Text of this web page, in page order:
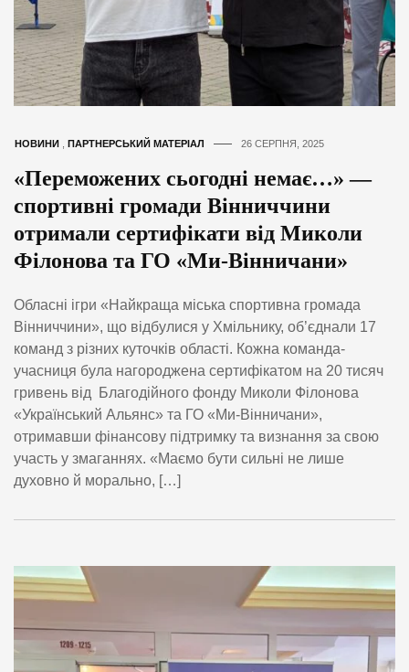
НОВИНИ ПАРТНЕРСЬКИЙ МАТЕРІАЛ 26 СЕРПНЯ, 2025
«Переможених сьогодні немає…» —
спортивні громади Вінниччини
отримали сертифікати від Миколи
Філонова та ГО «Ми-Вінничани»
Обласні ігри «Найкраща міська спортивна громада
Вінниччини», що відбулися у Хмільнику, об’єднали 17
команд з різних куточків області. Кожна команда-
учасниця була нагороджена сертифікатом на 20 тисяч
гривень від Благодійного фонду Миколи Філонова
«Український Альянс» та ГО «Ми-Вінничани»,
отримавши фінансову підтримку та визнання за свою
участь у змаганнях. «Маємо бути сильні не лише
духовно й морально, […]